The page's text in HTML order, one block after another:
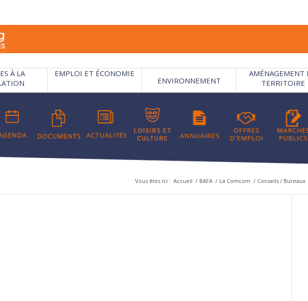
À LA
EMPLOI ET ÉCONOMIE
ENVIRONNEMENT
AMÉNAGEMENT
TERRITOIRE
Vous êtes ici : Accueil / BAFA / La Comcom / Conseils / Bureaux